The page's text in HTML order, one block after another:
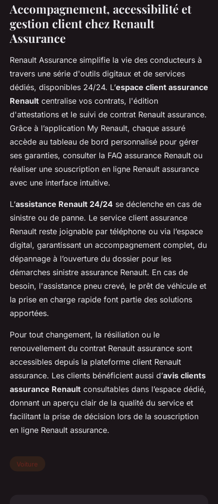
Accompagnement, accessibilité et
gestion client chez Renault
Assurance
Renault Assurance simplifie la vie des conducteurs à
travers une série d'outils digitaux et de services
dédiés, disponibles 24/24. L’espace client assurance
Renault centralise vos contrats, l'édition
d'attestations et le suivi de contrat Renault assurance.
Grâce à l’application My Renault, chaque assuré
accède au tableau de bord personnalisé pour gérer
ses garanties, consulter la FAQ assurance Renault ou
réaliser une souscription en ligne Renault assurance
avec une interface intuitive.
L’assistance Renault 24/24 se déclenche en cas de
sinistre ou de panne. Le service client assurance
Renault reste joignable par téléphone ou via l’espace
digital, garantissant un accompagnement complet, du
dépannage à l’ouverture du dossier pour les
démarches sinistre assurance Renault. En cas de
besoin, l'assistance pneu crevé, le prêt de véhicule et
la prise en charge rapide font partie des solutions
apportées.
Pour tout changement, la résiliation ou le
renouvellement du contrat Renault assurance sont
accessibles depuis la plateforme client Renault
assurance. Les clients bénéficient aussi d’avis clients
assurance Renault consultables dans l’espace dédié,
donnant un aperçu clair de la qualité du service et
facilitant la prise de décision lors de la souscription
en ligne Renault assurance.
Voiture